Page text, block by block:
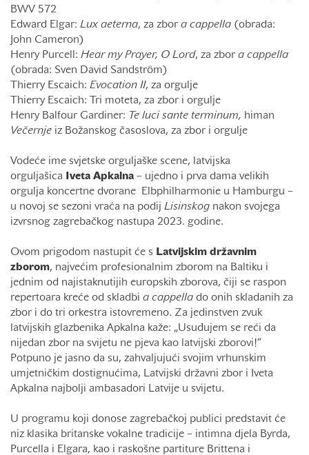
BWV 572
Edward Elgar: Lux aeterna, za zbor a cappella (obrada:
John Cameron)
Henry Purcell: Hear my Prayer, O Lord, za zbor a cappella
(obrada: Sven David Sandström)
Thierry Escaich: Evocation II, za orgulje
Thierry Escaich: Tri moteta, za zbor i orgulje
Henry Balfour Gardiner: Te luci sante terminum, himan
Večernje iz Božanskog časoslova, za zbor i orgulje
Vodeće ime svjetske orguljaške scene, latvijska
orguljašica
Iveta Apkalna – ujedno i prva dama velikih
orgulja koncertne dvorane Elbphilharmonie u Hamburgu –
u novoj se sezoni vraća na podij Lisinskog nakon svojega
izvrsnog zagrebačkog nastupa 2023. godine.
Ovom prigodom nastupit će s
Latvijskim državnim
zborom, najvećim profesionalnim zborom na Baltiku i
jednim od najistaknutijih europskih zborova, čiji se raspon
repertoara kreće od skladbi a cappella do onih skladanih za
zbor i do tri orkestra istovremeno. Za jedinstven zvuk
latvijskih glazbenika Apkalna kaže: „Usuđujem se reći da
nijedan zbor na svijetu ne pjeva kao latvijski zborovi!“
Potpuno je jasno da su, zahvaljujući svojim vrhunskim
umjetničkim dostignućima, Latvijski državni zbor i Iveta
Apkalna najbolji ambasadori Latvije u svijetu.
U programu koji donose zagrebačkoj publici predstavit će
niz klasika britanske vokalne tradicije – intimna djela Byrda,
Purcella i Elgara, kao i raskošne partiture Brittena i